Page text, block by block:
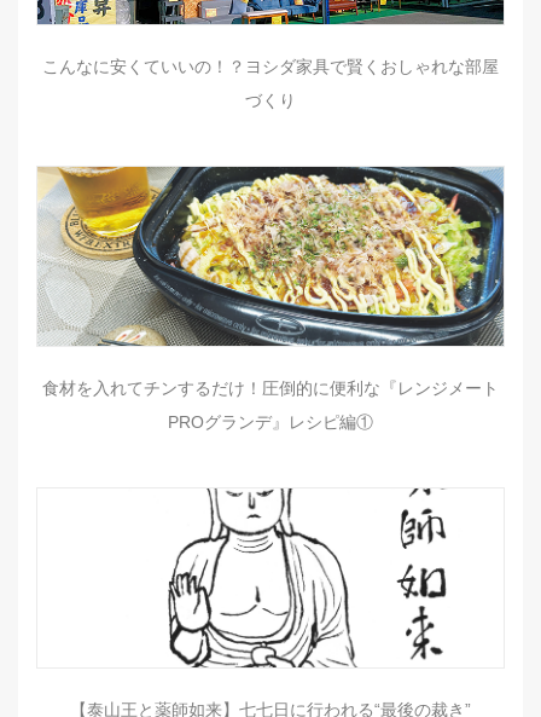
こんなに安くていいの！？ヨシダ家具で賢くおしゃれな部屋
づくり
食材を入れてチンするだけ！圧倒的に便利な『レンジメート
PROグランデ』レシピ編①
【泰山王と薬師如来】七七日に行われる“最後の裁き”